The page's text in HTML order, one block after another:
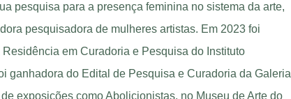
pesquisa para a presença feminina no sistema da arte,
pesquisadora de mulheres artistas. Em 2023 foi
em Curadoria e Pesquisa do Instituto
ganhadora do Edital de Pesquisa e Curadoria da Galeria
exposições como Abolicionistas, no Museu de Arte do